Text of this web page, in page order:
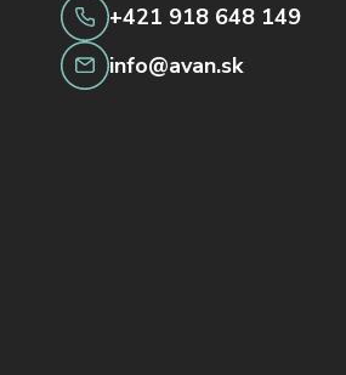
+421 918 648 149
info@avan.sk